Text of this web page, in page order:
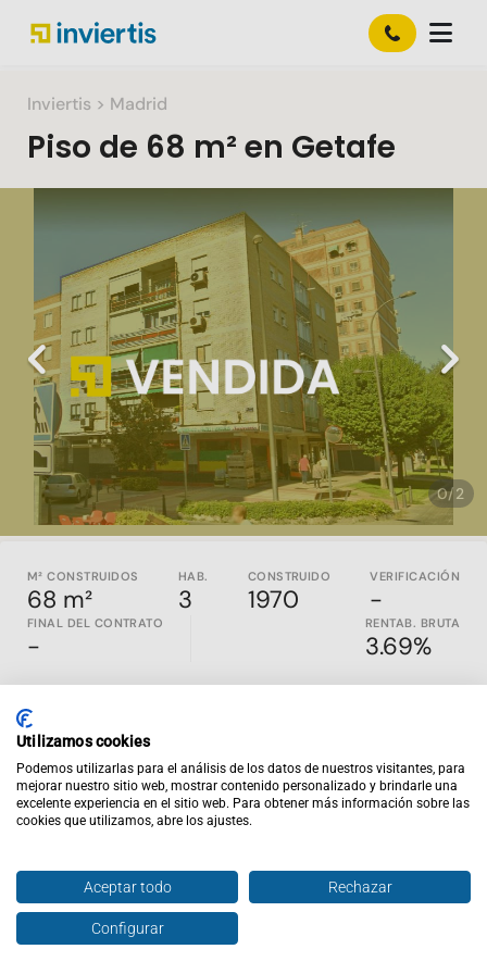
Inviertis > Madrid
Piso de 68 m² en Getafe
0/2
Previous Next
M² CONSTRUIDOS
68 m²
HAB.
3
CONSTRUIDO
1970
VERIFICACIÓN
-
FINAL DEL CONTRATO
-
RENTAB. BRUTA
3.69%
Renta antigua
Muy buen estado de conservación
Superficie de 65m2
Esta propiedad, como toda la localidad,
de metro. Situado en Juan de la Cierva, a escasos 100 metros
andando de la estación de Metro Juan de la Cierva (línea 12) y
con multitud de servicios a su alcance como supermercados,
tiendas, restaurantes, centros escolares, bancos, etc.
Enviar oferta
Utilizamos cookies
Podemos utilizarlas para el análisis de los datos de nuestros visitantes, para
mejorar nuestro sitio web, mostrar contenido personalizado y brindarle una
excelente experiencia en el sitio web. Para obtener más información sobre las
cookies que utilizamos, abre los ajustes.
Aceptar todo Rechazar
Configurar